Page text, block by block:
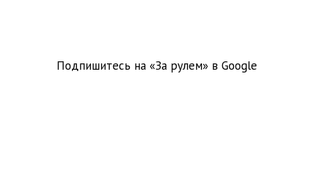
Подпишитесь на «За рулем» в Google